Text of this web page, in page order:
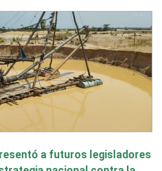
a futuros legisladores